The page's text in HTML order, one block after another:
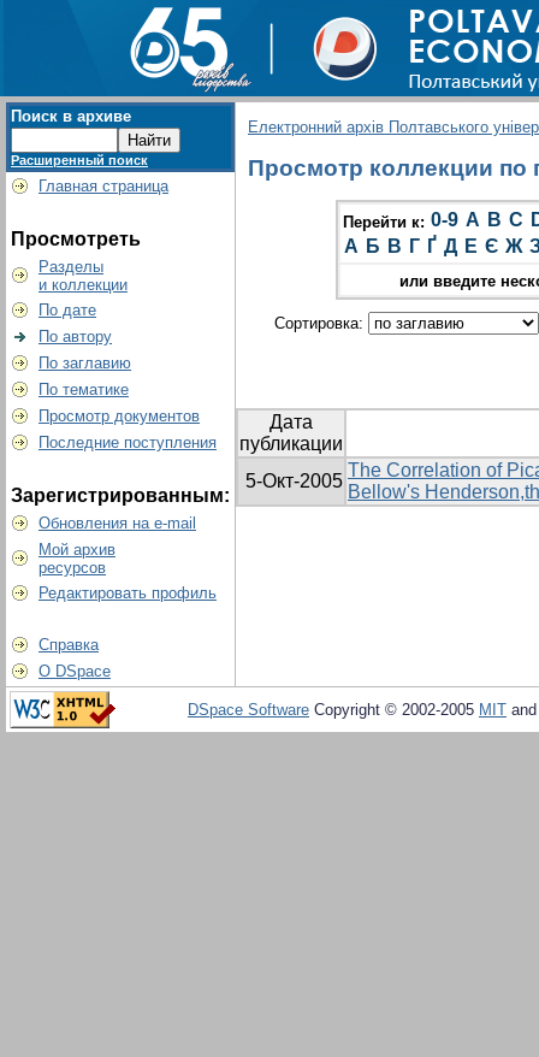
Поиск в архиве
Расширенный поиск
Главная страница
Просмотреть
Разделы
и коллекции
По дате
По автору
По заглавию
По тематике
Просмотр документов
Последние поступления
Зарегистрированным:
Обновления на e-mail
Мой архив
ресурсов
Редактировать профиль
Справка
О DSpace
Електронний архів Полтавського
Просмотр коллекции по
Перейти к: 0-9 A B C
А Б В Г Ґ Д Е Є Ж
или введите
Сортировка:
Дата
публикации
5-Окт-2005
The Correlation of
Bellow's
DSpace Software Copyright © 2002-2005 MIT